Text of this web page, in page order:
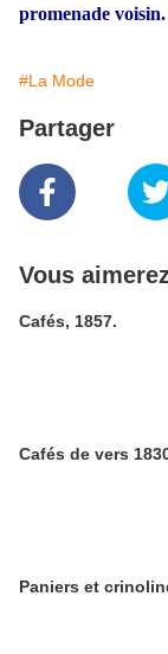
promenade voisin.
#La Mode
Partager
Vous
Cafés, 1857.
Cafés de vers
Paniers et